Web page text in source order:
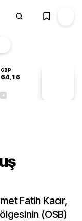
GBP
64,16
Fatih Kacır,
(OSB)